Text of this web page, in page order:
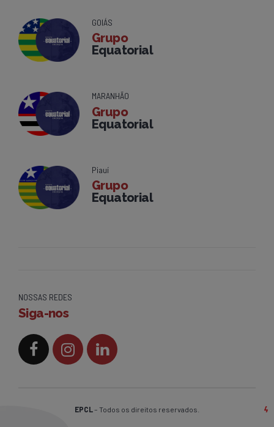
GOIÁS
Grupo
Equatorial
MARANHÃO
Grupo
Equatorial
Piauí
Grupo
Equatorial
NOSSAS REDES
Siga-nos
EPCL– Todos os direitos reservados.